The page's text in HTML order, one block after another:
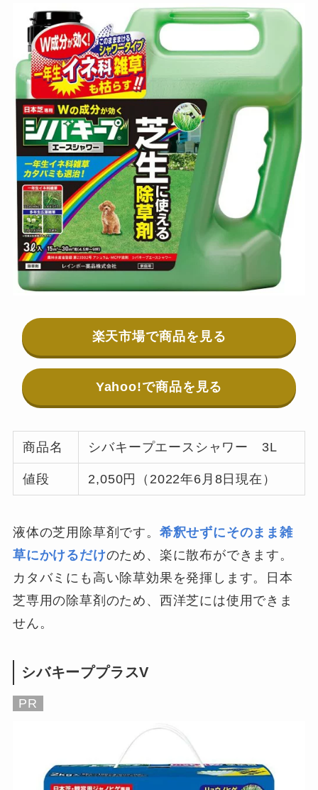
楽天市場で商品を見る
Yahoo!で商品を見る
商品名 シバキープエースシャワー 3L
値段 2,050円（2022年6月8日現在）
液体の芝用除草剤です。 希釈せずにそのまま雑
草にかけるだけのため、楽に散布ができます。
カタバミにも高い除草効果を発揮します。日本
芝専用の除草剤のため、西洋芝には使用できま
せん。
シバキーププラスV
PR